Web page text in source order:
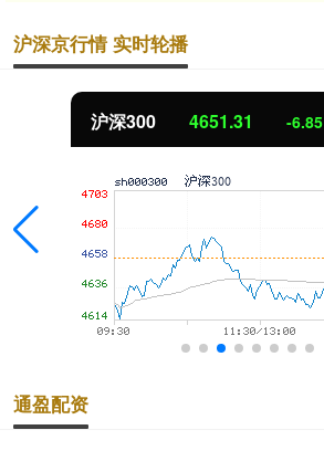
沪深京行情 实时轮播
沪深300 4651.31 -6.85
通盈配资